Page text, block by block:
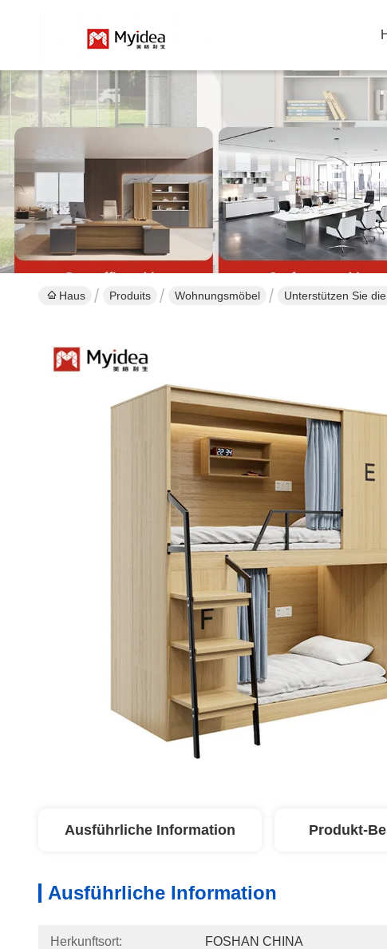
Haus Produits Wohnungsmöbel Unterstützen Sie
Ausführliche Information Produkt-
Ausführliche Information
Herkunftsort: FOSHAN CHINA